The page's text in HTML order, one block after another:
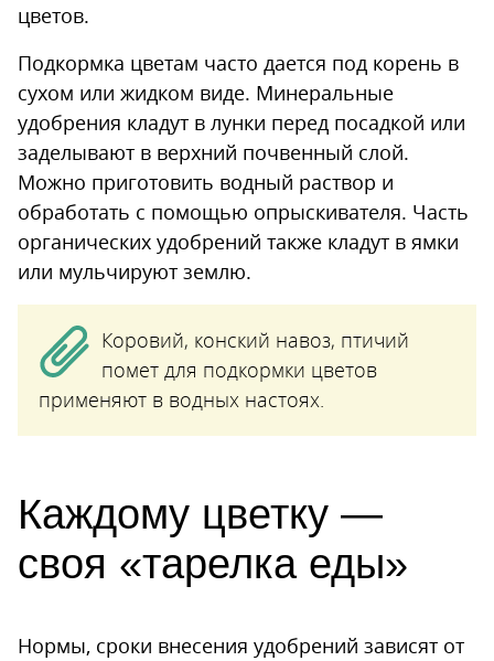
цветов.
Подкормка цветам часто дается под корень в
сухом или жидком виде. Минеральные
удобрения кладут в лунки перед посадкой или
заделывают в верхний почвенный слой.
Можно приготовить водный раствор и
обработать с помощью опрыскивателя. Часть
органических удобрений также кладут в ямки
или мульчируют землю.
Коровий, конский навоз, птичий
помет для подкормки цветов
применяют в водных настоях.
Каждому цветку —
своя «тарелка еды»
Нормы, сроки внесения удобрений зависят от